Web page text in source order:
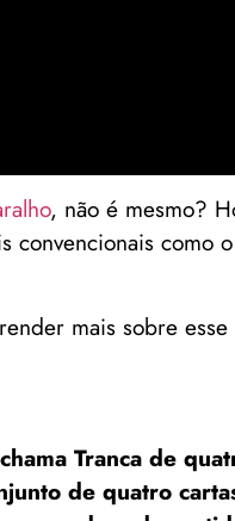
, não é mesmo?
convencionais como
mais sobre
Tranca de
de quatro